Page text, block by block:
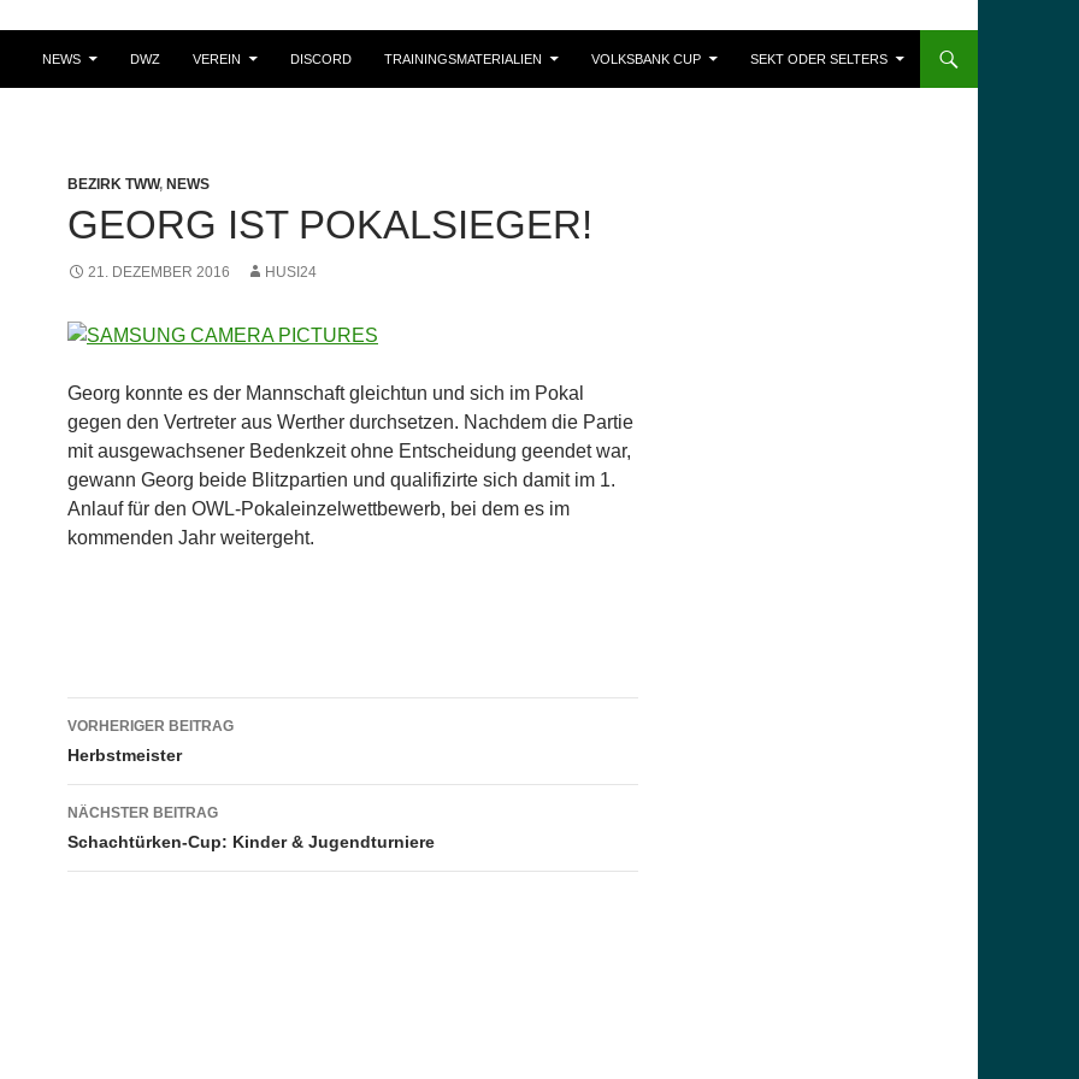
NEWS DWZ VEREIN DISCORD TRAININGSMATERIALIEN VOLKSBANK CUP SEKT ODER SELTERS
BEZIRK TWW, NEWS
GEORG IST POKALSIEGER!
21. DEZEMBER 2016 HUSI24
Georg konnte es der Mannschaft gleichtun und sich im Pokal
gegen den Vertreter aus Werther durchsetzen. Nachdem die Partie
mit ausgewachsener Bedenkzeit ohne Entscheidung geendet war,
gewann Georg beide Blitzpartien und qualifizirte sich damit im 1.
Anlauf für den OWL-Pokaleinzelwettbewerb, bei dem es im
kommenden Jahr weitergeht.
Beitragsnavigation
VORHERIGER BEITRAG
Herbstmeister
NÄCHSTER BEITRAG
Schachtürken-Cup: Kinder & Jugendturniere